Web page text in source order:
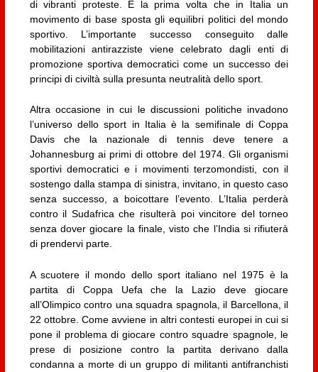
di vibranti proteste. È la prima volta che in Italia un
movimento di base sposta gli equilibri politici del mondo
sportivo. L’importante successo conseguito dalle
mobilitazioni antirazziste viene celebrato dagli enti di
promozione sportiva democratici come un successo dei
principi di civiltà sulla presunta neutralità dello sport.
Altra occasione in cui le discussioni politiche invadono
l’universo dello sport in Italia è la semifinale di Coppa
Davis che la nazionale di tennis deve tenere a
Johannesburg ai primi di ottobre del 1974. Gli organismi
sportivi democratici e i movimenti terzomondisti, con il
sostengo dalla stampa di sinistra, invitano, in questo caso
senza successo, a boicottare l’evento. L’Italia perderà
contro il Sudafrica che risulterà poi vincitore del torneo
senza dover giocare la finale, visto che l’India si rifiuterà
di prendervi parte.
A scuotere il mondo dello sport italiano nel 1975 è la
partita di Coppa Uefa che la Lazio deve giocare
all’Olimpico contro una squadra spagnola, il Barcellona, il
22 ottobre. Come avviene in altri contesti europei in cui si
pone il problema di giocare contro squadre spagnole, le
prese di posizione contro la partita derivano dalla
condanna a morte di un gruppo di militanti antifranchisti